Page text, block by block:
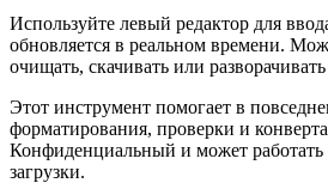
Используйте левый редактор для
обновляется в реальном времени.
очищать, скачивать или
Этот инструмент помогает в
форматирования, проверки и
Конфиденциальный и может работать
загрузки.